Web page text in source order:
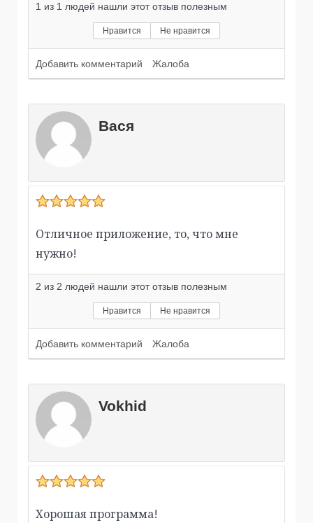
1 из 1 людей нашли этот отзыв полезным
Нравится Не нравится
Добавить комментарий Жалоба
Вася
Отличное приложение, то, что мне
нужно!
2 из 2 людей нашли этот отзыв полезным
Нравится Не нравится
Добавить комментарий Жалоба
Vokhid
Хорошая программа!